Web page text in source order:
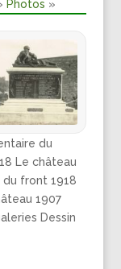
Photos »
du
Le château
du front 1918
1907
Dessin